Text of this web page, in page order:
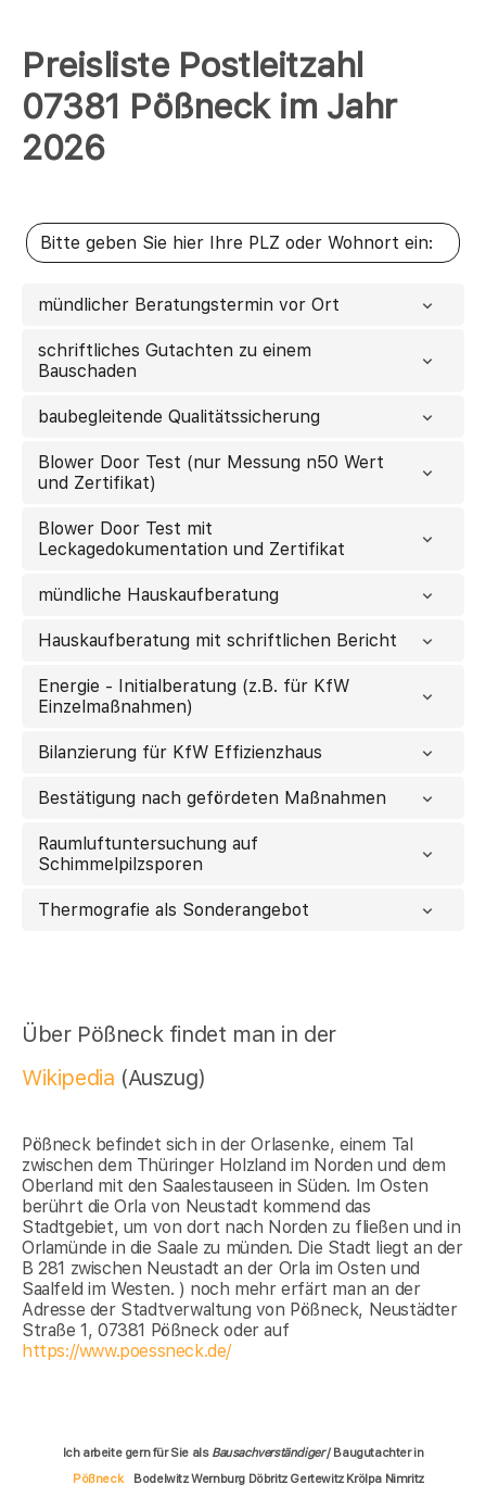
Preisliste Postleitzahl
07381 Pößneck im Jahr
2026
mündlicher Beratungstermin vor Ort
schriftliches Gutachten zu einem
Bauschaden
baubegleitende Qualitätssicherung
Blower Door Test (nur Messung n50 Wert
und Zertifikat)
Blower Door Test mit
Leckagedokumentation und Zertifikat
mündliche Hauskaufberatung
Hauskaufberatung mit schriftlichen Bericht
Energie - Initialberatung (z.B. für KfW
Einzelmaßnahmen)
Bilanzierung für KfW Effizienzhaus
Bestätigung nach gefördeten Maßnahmen
Raumluftuntersuchung auf
Schimmelpilzsporen
Thermografie als Sonderangebot
Über Pößneck findet man in der
Wikipedia (Auszug)
Pößneck befindet sich in der Orlasenke, einem Tal
zwischen dem Thüringer Holzland im Norden und dem
Oberland mit den Saalestauseen in Süden. Im Osten
berührt die Orla von Neustadt kommend das
Stadtgebiet, um von dort nach Norden zu fließen und in
Orlamünde in die Saale zu münden. Die Stadt liegt an der
B 281 zwischen Neustadt an der Orla im Osten und
Saalfeld im Westen. ) noch mehr erfärt man an der
Adresse der Stadtverwaltung von Pößneck, Neustädter
Straße 1, 07381 Pößneck oder auf
https://www.poessneck.de/
Ich arbeite gern für Sie als Bausachverständiger/ Baugutachter in
Pößneck
Bodelwitz Wernburg Döbritz Gertewitz Krölpa Nimritz